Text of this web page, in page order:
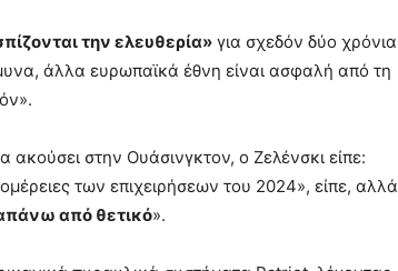
την ελευθερία» για σχεδόν δύο χρόνια
άλλα ευρωπαϊκά έθνη είναι ασφαλή από τη
στην Ουάσινγκτον, ο Ζελένσκι είπε:
των επιχειρήσεων του 2024», είπε, αλλά
από θετικό».